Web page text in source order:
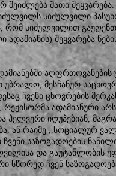
შეიძლება მათი
სიძულვილი
რომ სიძულვილით
ადამიანის) შეყვარება
აღფრთოვანების
მესჩანურ
ჩვენი ცხოვრების
რეჟისორმა ადამიანური
ჰელვერი იღუპებიან,
ან რაიმე ,,სოციალურ
საზოგადოების
და გაუტანლობის
სწორედ ჩვენ